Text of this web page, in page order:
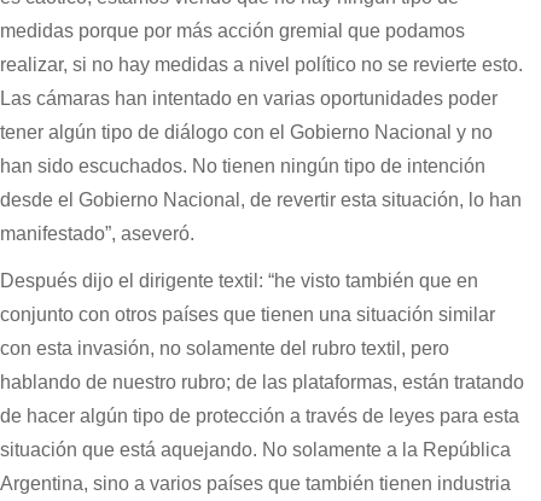
medidas porque por más acción gremial que podamos
realizar, si no hay medidas a nivel político no se revierte esto.
Las cámaras han intentado en varias oportunidades poder
tener algún tipo de diálogo con el Gobierno Nacional y no
han sido escuchados. No tienen ningún tipo de intención
desde el Gobierno Nacional, de revertir esta situación, lo han
manifestado”, aseveró.
Después dijo el dirigente textil: “he visto también que en
conjunto con otros países que tienen una situación similar
con esta invasión, no solamente del rubro textil, pero
hablando de nuestro rubro; de las plataformas, están tratando
de hacer algún tipo de protección a través de leyes para esta
situación que está aquejando. No solamente a la República
Argentina, sino a varios países que también tienen industria